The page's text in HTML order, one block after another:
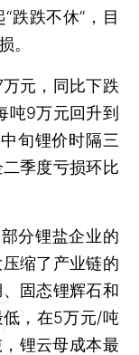
跌跌不休”，目
。
元，同比下跌
吨9万元回升到
旬锂价时隔三
季度亏损环比
分锂盐企业的
缩了产业链的
固态锂辉石和
，在5万元/吨
锂云母成本最